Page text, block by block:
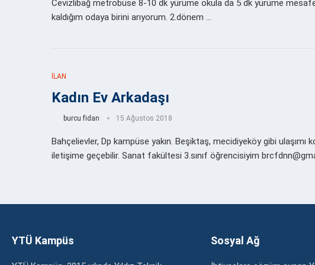
Cevizlibağ metrobüse 8-10 dk yürüme okula da 5 dk yürüme
kaldığım odaya birini arıyorum. 2.dönem …
İLAN
Kadın Ev Arkadaşı
burcu fidan 15 Ağustos 2018
Bahçelievler, Dp kampüse yakın. Beşiktaş, mecidiyeköy gibi ulaşımı
iletişime geçebilir. Sanat fakültesi 3.sınıf öğrencisiyim
YTÜ Kampüs Sosyal Ağ